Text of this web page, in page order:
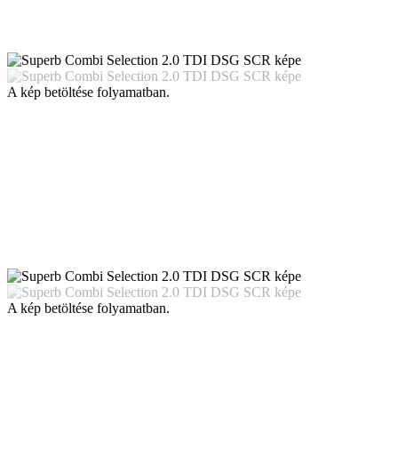
A kép betöltése folyamatban.
A kép betöltése folyamatban.